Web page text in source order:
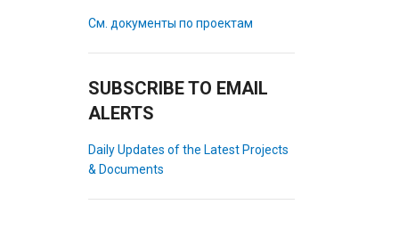
См. документы по проектам
SUBSCRIBE TO EMAIL
ALERTS
Daily Updates of the Latest Projects
& Documents